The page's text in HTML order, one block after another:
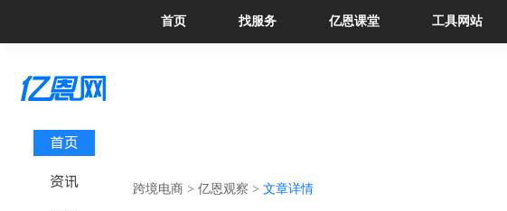
首页 找服务 亿恩课堂 工具网站
首页
资讯 跨境电商 > 亿恩观察 > 文章详情